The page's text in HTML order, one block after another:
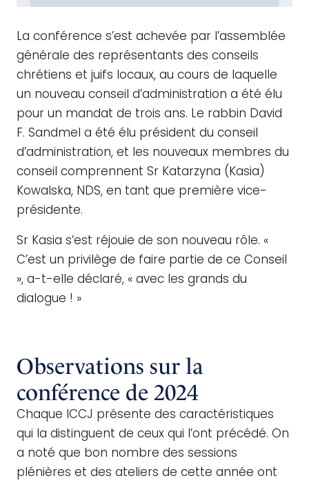
La conférence s’est achevée par l’assemblée
générale des représentants des conseils
chrétiens et juifs locaux, au cours de laquelle
un nouveau conseil d’administration a été élu
pour un mandat de trois ans. Le rabbin David
F. Sandmel a été élu président du conseil
d’administration, et les nouveaux membres du
conseil comprennent Sr Katarzyna (Kasia)
Kowalska, NDS, en tant que première vice-
présidente.
Sr Kasia s’est réjouie de son nouveau rôle. «
C’est un privilège de faire partie de ce Conseil
», a-t-elle déclaré, « avec les grands du
dialogue ! »
Observations sur la
conférence de 2024
Chaque ICCJ présente des caractéristiques
qui la distinguent de ceux qui l’ont précédé. On
a noté que bon nombre des sessions
plénières et des ateliers de cette année ont